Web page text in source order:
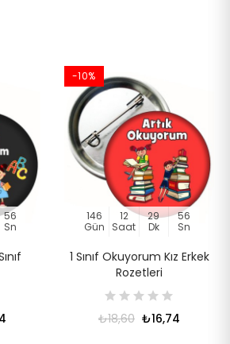
56
Sn
-10%
146
Gün
12
Saat
29
Dk
56
Sn
1 Sınıf Okuyorum Kız Erkek
Rozetleri
₺18,60 ₺16,74